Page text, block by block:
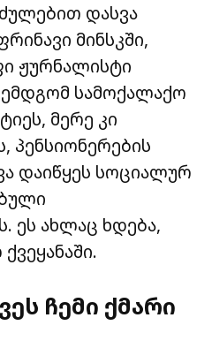
დასვა
მინსკში,
ჟურნალისტი
სამოქალაქო
მერე კი
პენსიონერების
დაიწყეს სოციალურ
ეს ახლაც ხდება,
ჩემი ქმარი